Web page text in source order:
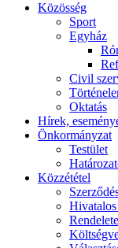
Közösség
Sport
Egyház
Civil
Oktatás
Hírek,
Önkormányzat
Testület
Közzététel